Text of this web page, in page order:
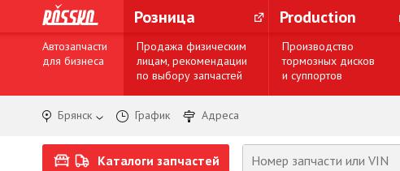
Розница Production
Автозапчасти
для бизнеса
Продажа физическим
лицам, рекомендации
по выбору запчастей
Производство
тормозных дисков
и суппортов
Брянск График Адреса
Каталоги запчастей